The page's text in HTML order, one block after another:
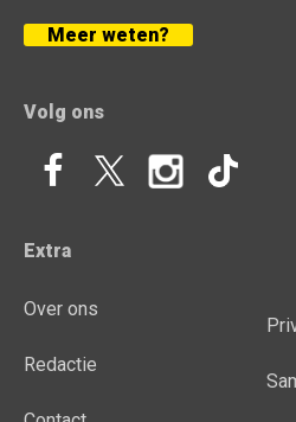
Meer weten?
Volg ons
Extra
Over ons
Redactie